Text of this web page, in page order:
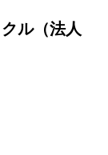
ル（法人